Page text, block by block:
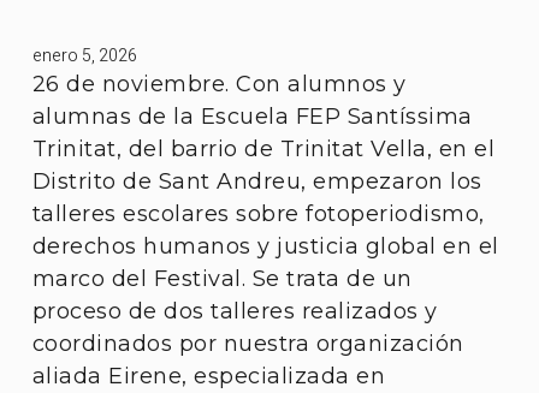
enero 5, 2026
26 de noviembre. Con alumnos y
alumnas de la Escuela FEP Santíssima
Trinitat, del barrio de Trinitat Vella, en el
Distrito de Sant Andreu, empezaron los
talleres escolares sobre fotoperiodismo,
derechos humanos y justicia global en el
marco del Festival. Se trata de un
proceso de dos talleres realizados y
coordinados por nuestra organización
aliada Eirene, especializada en